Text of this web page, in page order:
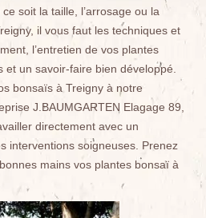
soit la taille, l’arrosage ou la
il vous faut les techniques et
l’entretien de vos plantes
un savoir-faire bien développé.
bonsaïs à Treigny à notre
J.BAUMGARTEN Elagage 89,
directement avec un
interventions soigneuses. Prenez
mains vos plantes bonsaï à